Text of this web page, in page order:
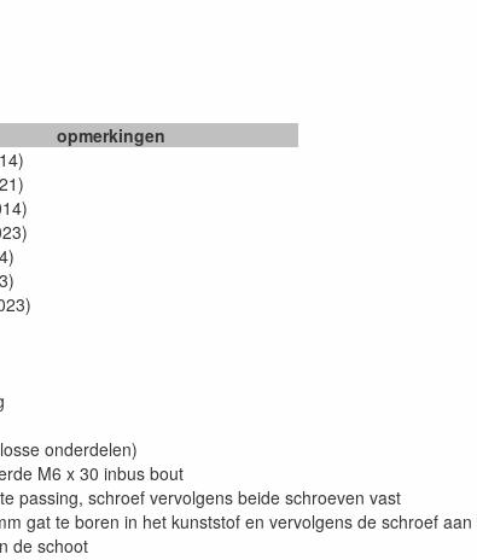
opmerkingen
onderdelen)
M6 x 30 inbus bout
passing, schroef vervolgens beide schroeven vast
gat te boren in het kunststof en vervolgens de schroef
de schoot